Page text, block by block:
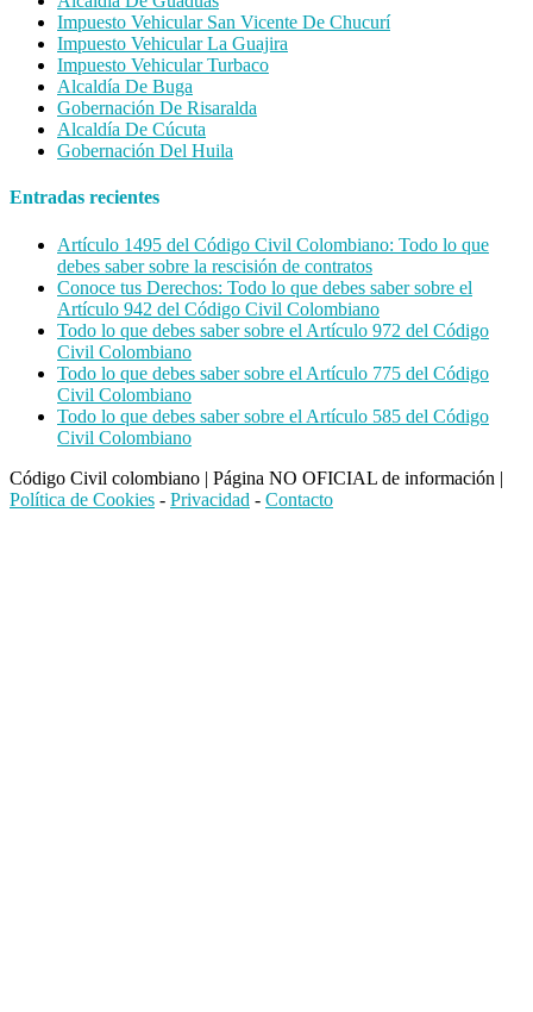
Impuesto Vehicular San Vicente De Chucurí
Impuesto Vehicular La Guajira
Impuesto Vehicular Turbaco
Alcaldía De Buga
Gobernación De Risaralda
Alcaldía De Cúcuta
Gobernación Del Huila
Entradas recientes
Artículo 1495 del Código Civil Colombiano: Todo lo que
debes saber sobre la rescisión de contratos
Conoce tus Derechos: Todo lo que debes saber sobre el
Artículo 942 del Código Civil Colombiano
Todo lo que debes saber sobre el Artículo 972 del Código
Civil Colombiano
Todo lo que debes saber sobre el Artículo 775 del Código
Civil Colombiano
Todo lo que debes saber sobre el Artículo 585 del Código
Civil Colombiano
Código Civil colombiano | Página NO OFICIAL de información |
Política de Cookies - Privacidad - Contacto